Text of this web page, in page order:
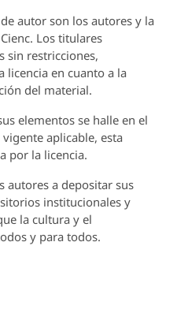
autor son los autores y la
Los titulares
sin restricciones,
licencia en cuanto a la
del material.
elementos se halle en el
aplicable, esta
por la licencia.
autores a depositar sus
institucionales y
la cultura y el
y para todos.